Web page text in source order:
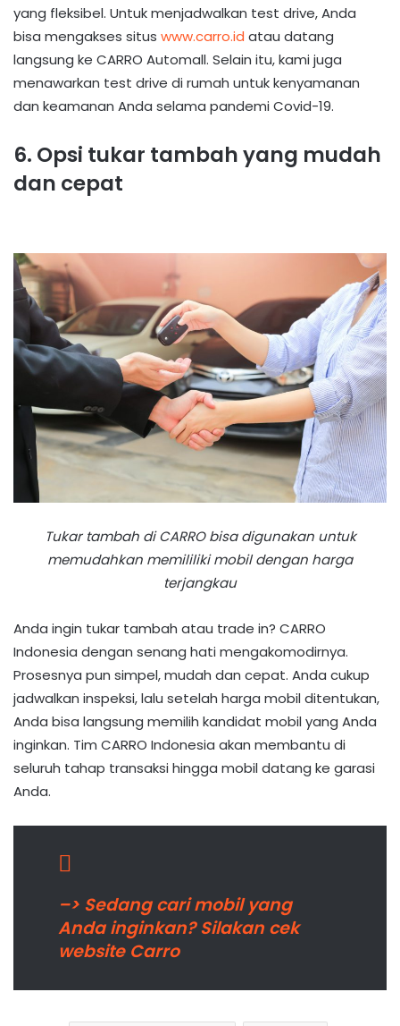
yang fleksibel. Untuk menjadwalkan test drive, Anda
bisa mengakses situs www.carro.id atau datang
langsung ke CARRO Automall. Selain itu, kami juga
menawarkan test drive di rumah untuk kenyamanan
dan keamanan Anda selama pandemi Covid-19.
6. Opsi tukar tambah yang mudah
dan cepat
Tukar tambah di CARRO bisa digunakan untuk
memudahkan memililiki mobil dengan harga
terjangkau
Anda ingin tukar tambah atau trade in? CARRO
Indonesia dengan senang hati mengakomodirnya.
Prosesnya pun simpel, mudah dan cepat. Anda cukup
jadwalkan inspeksi, lalu setelah harga mobil ditentukan,
Anda bisa langsung memilih kandidat mobil yang Anda
inginkan. Tim CARRO Indonesia akan membantu di
seluruh tahap transaksi hingga mobil datang ke garasi
Anda.
–> Sedang cari mobil yang
Anda inginkan? Silakan cek
website Carro